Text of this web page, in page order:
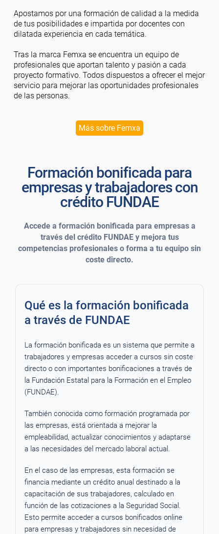
Apostamos por una formación de calidad a la medida
de tus posibilidades e impartida por docentes con
dilatada experiencia en cada temática.
Tras la marca Femxa se encuentra un equipo de
profesionales que aportan talento y pasión a cada
proyecto formativo. Todos dispuestos a ofrecer el mejor
servicio para mejorar las oportunidades profesionales
de las personas.
Más sobre Femxa
Formación bonificada para
empresas y trabajadores con
crédito FUNDAE
Accede a formación bonificada para empresas a
través del crédito FUNDAE y mejora tus
competencias profesionales o forma a tu equipo sin
coste directo.
Qué es la formación bonificada
a través de FUNDAE
La formación bonificada es un sistema que permite a
trabajadores y empresas acceder a cursos sin coste
directo o con importantes bonificaciones a través de
la Fundación Estatal para la Formación en el Empleo
(FUNDAE).
También conocida como formación programada por
las empresas, está orientada a mejorar la
empleabilidad, actualizar conocimientos y adaptarse
a las necesidades del mercado laboral actual.
En el caso de las empresas, esta formación se
financia mediante un crédito anual destinado a la
capacitación de sus trabajadores, calculado en
función de las cotizaciones a la Seguridad Social.
Esto permite acceder a cursos bonificados online
para empresas y trabajadores sin necesidad de